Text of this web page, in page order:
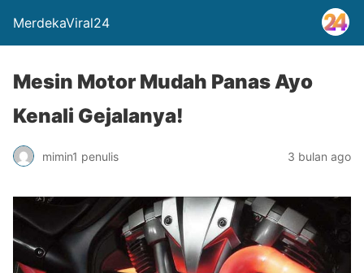
MerdekaViral24
Mesin Motor Mudah Panas Ayo
Kenali Gejalanya!
mimin1 penulis 3 bulan ago